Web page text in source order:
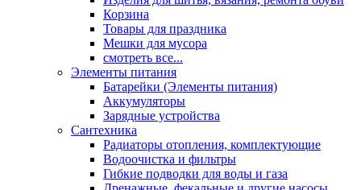
Корзина
Товары для праздника
Мешки для мусора
смотреть все...
Элементы питания
Батарейки (Элементы питания)
Аккумуляторы
Зарядные устройства
Сантехника
Радиаторы отопления, комплектующие
Водоочистка и фильтры
Гибкие подводки для воды и газа